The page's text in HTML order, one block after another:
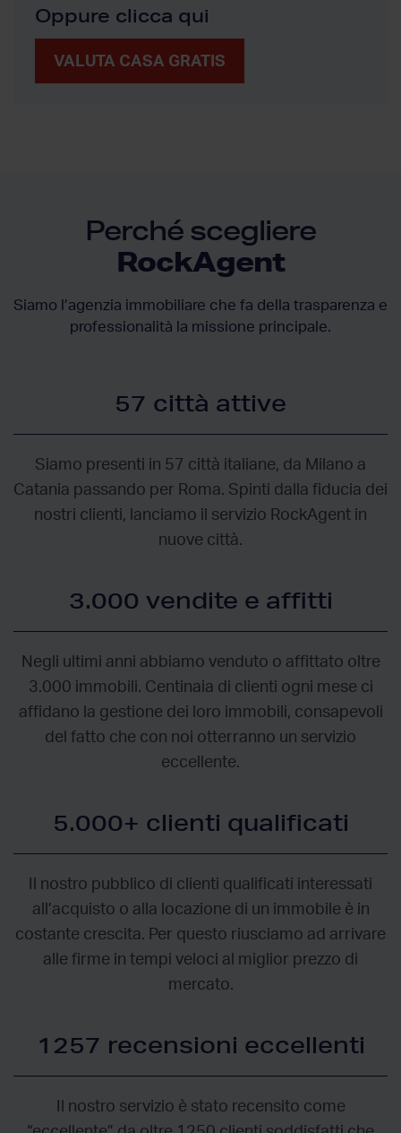
Oppure clicca qui
VALUTA CASA GRATIS
Perché scegliere
RockAgent
Siamo l’agenzia immobiliare che fa della trasparenza e
professionalità la missione principale.
57 città attive
Siamo presenti in 57 città italiane, da Milano a
Catania passando per Roma. Spinti dalla fiducia dei
nostri clienti, lanciamo il servizio RockAgent in
nuove città.
3.000 vendite e affitti
Negli ultimi anni abbiamo venduto o affittato oltre
3.000 immobili. Centinaia di clienti ogni mese ci
affidano la gestione dei loro immobili, consapevoli
del fatto che con noi otterranno un servizio
eccellente.
5.000+ clienti qualificati
Il nostro pubblico di clienti qualificati interessati
all’acquisto o alla locazione di un immobile è in
costante crescita. Per questo riusciamo ad arrivare
alle firme in tempi veloci al miglior prezzo di
mercato.
1257 recensioni eccellenti
Il nostro servizio è stato recensito come